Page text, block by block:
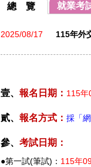
總 覽 就業考
2025/08/17 115年外
壹、 報名日期： 115年
貳、 報名方式： 採「
參、 考試日期：
●第一試(筆試)： 115年